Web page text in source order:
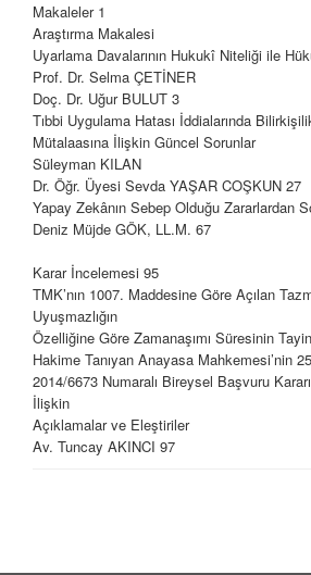
Makaleler 1
Araştırma Makalesi
Uyarlama Davalarının Hukukî Niteliği ile
Prof. Dr. Selma ÇETİNER
Doç. Dr. Uğur BULUT 3
Tıbbi Uygulama Hatası İddialarında
Mütalaasına İlişkin Güncel Sorunlar
Süleyman KILAN
Dr. Öğr. Üyesi Sevda YAŞAR COŞKUN 27
Yapay Zekânın Sebep Olduğu Zararlardan
Deniz Müjde GÖK, LL.M. 67
Karar İncelemesi 95
TMK’nın 1007. Maddesine Göre Açılan
Uyuşmazlığın
Özelliğine Göre Zamanaşımı Süresinin
Hakime Tanıyan Anayasa Mahkemesi’nin
2014/6673 Numaralı Bireysel Başvuru
İlişkin
Açıklamalar ve Eleştiriler
Av. Tuncay AKINCI 97